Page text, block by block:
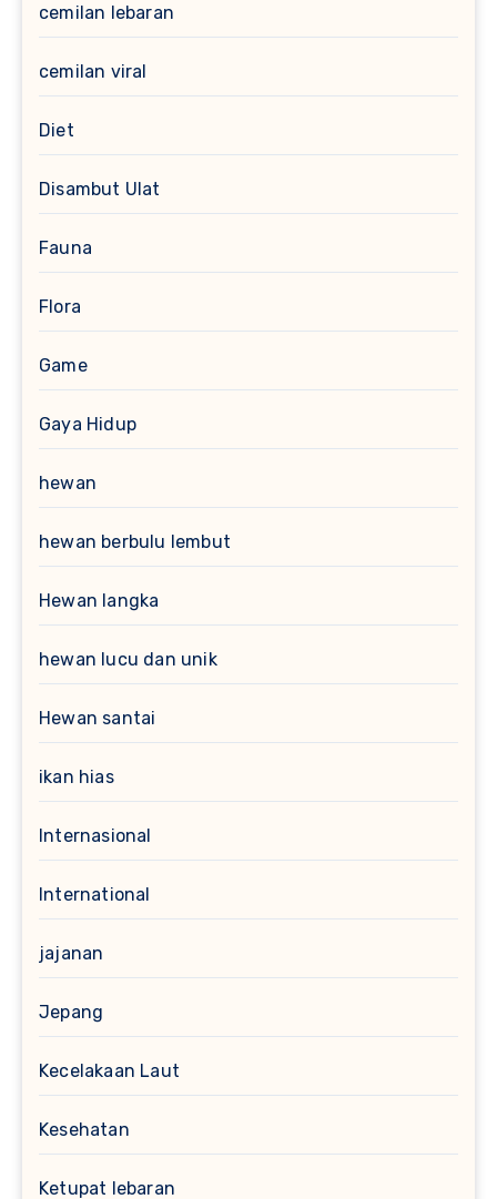
cemilan lebaran
cemilan viral
Diet
Disambut Ulat
Fauna
Flora
Game
Gaya Hidup
hewan
hewan berbulu lembut
Hewan langka
hewan lucu dan unik
Hewan santai
ikan hias
Internasional
International
jajanan
Jepang
Kecelakaan Laut
Kesehatan
Ketupat lebaran